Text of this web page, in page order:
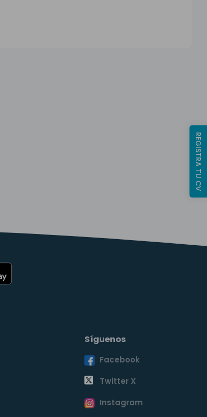
Síguenos
Facebook
Twitter X
Instagram
REGISTRA TU CV